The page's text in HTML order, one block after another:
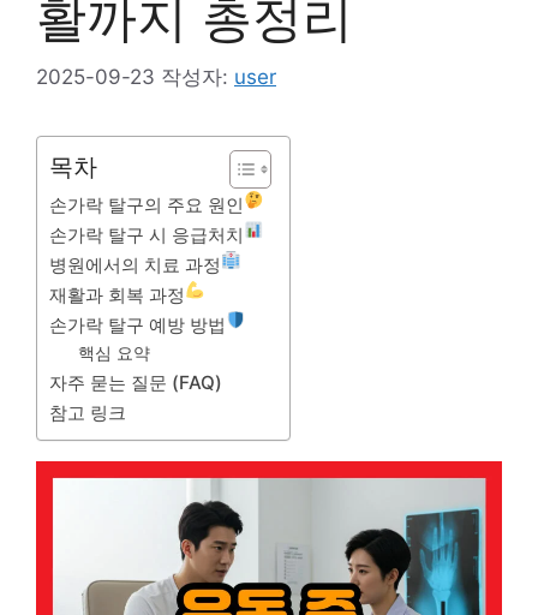
활까지 총정리
2025-09-23 작성자: user
목차
손가락 탈구의 주요 원인
손가락 탈구 시 응급처치
병원에서의 치료 과정
재활과 회복 과정
손가락 탈구 예방 방법
핵심 요약
자주 묻는 질문 (FAQ)
참고 링크